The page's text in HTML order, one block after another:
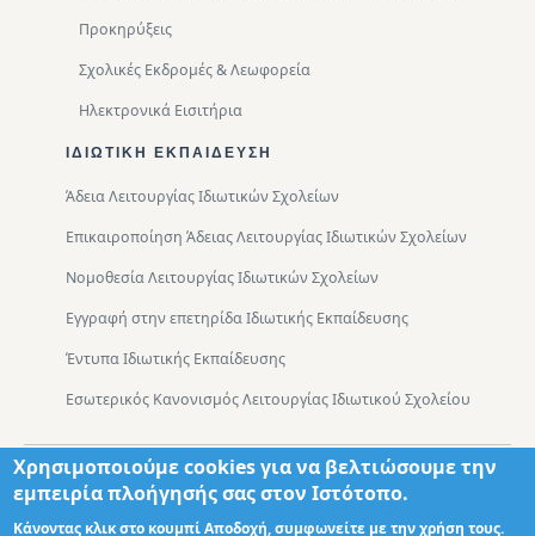
Προκηρύξεις
Σχολικές Εκδρομές & Λεωφορεία
Ηλεκτρονικά Εισιτήρια
ΙΔΙΩΤΙΚΉ ΕΚΠΑΊΔΕΥΣΗ
Άδεια Λειτουργίας Ιδιωτικών Σχολείων
Επικαιροποίηση Άδειας Λειτουργίας Ιδιωτικών Σχολείων
Νομοθεσία Λειτουργίας Ιδιωτικών Σχολείων
Εγγραφή στην επετηρίδα Ιδιωτικής Εκπαίδευσης
Έντυπα Ιδιωτικής Εκπαίδευσης
Εσωτερικός Κανονισμός Λειτουργίας Ιδιωτικού Σχολείου
Footer
Τμήματα Χάρτης Πρόσβασης
Χρησιμοποιούμε cookies για να βελτιώσουμε την
εμπειρία πλοήγησής σας στον Ιστότοπο.
Κάνοντας κλικ στο κουμπί Αποδοχή, συμφωνείτε με την χρήση τους.